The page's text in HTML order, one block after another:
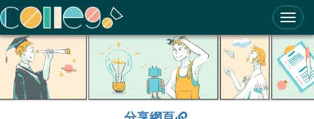
ColleGo! 大學選才與高中育才輔助系統